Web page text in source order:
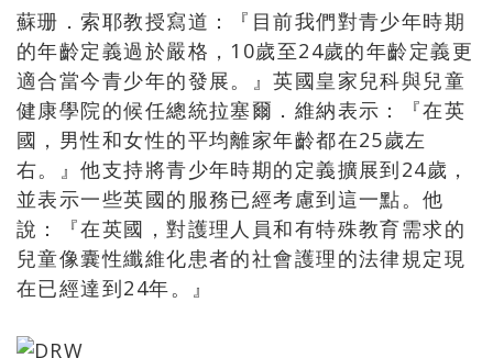
蘇珊．索耶教授寫道：『目前我們對青少年時期
的年齡定義過於嚴格，10歲至24歲的年齡定義更
適合當今青少年的發展。』英國皇家兒科與兒童
健康學院的候任總統拉塞爾．維納表示：『在英
國，男性和女性的平均離家年齡都在25歲左
右。』他支持將青少年時期的定義擴展到24歲，
並表示一些英國的服務已經考慮到這一點。他
說：『在英國，對護理人員和有特殊教育需求的
兒童像囊性纖維化患者的社會護理的法律規定現
在已經達到24年。』